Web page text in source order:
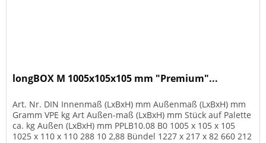
longBOX M 1005x105x105 mm "Premium"...
Art. Nr. DIN Innenmaß (LxBxH) mm Außenmaß (LxBxH) mm
Gramm VPE kg Art Außen-maß (LxBxH) mm Stück auf Palette
ca. kg Außen (LxBxH) mm PPLB10.08 B0 1005 x 105 x 105
1025 x 110 x 110 288 10 2,88 Bündel 1227 x 217 x 82 660 212